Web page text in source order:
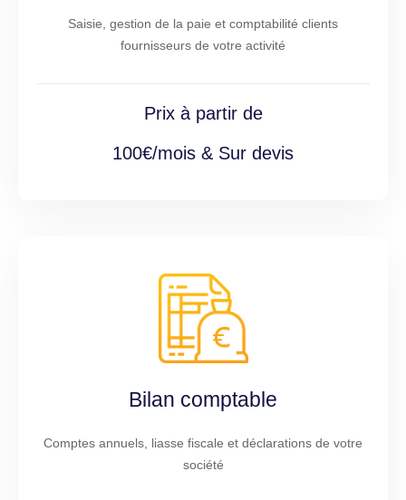
Saisie, gestion de la paie et comptabilité clients
fournisseurs de votre activité
Prix à partir de
100€/mois & Sur devis
Bilan comptable
Comptes annuels, liasse fiscale et déclarations de votre
société